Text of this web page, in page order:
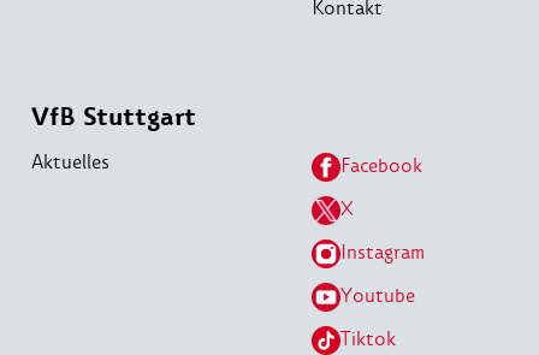
Kontakt
VfB Stuttgart
Aktuelles
Facebook
X
Instagram
Youtube
Tiktok